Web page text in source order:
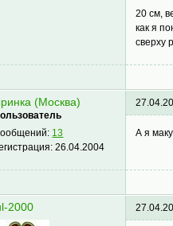
20 см,
как я
сверху
(Москва)
13
26.04.2004
А я
2000